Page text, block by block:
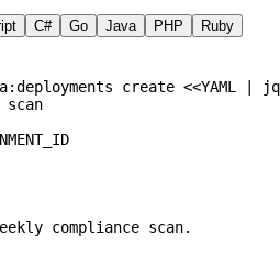
C# Go Java PHP Ruby
create <<YAML
jq
scan
compliance scan.